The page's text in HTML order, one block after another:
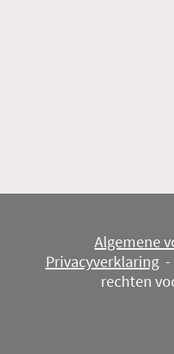
Algemene
Privacyverklaring-
rechten